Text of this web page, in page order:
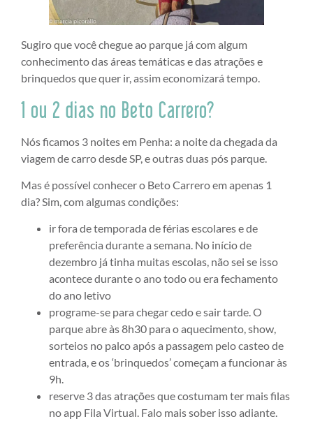
Sugiro que você chegue ao parque já com algum
conhecimento das áreas temáticas e das atrações e
brinquedos que quer ir, assim economizará tempo.
1 ou 2 dias no Beto Carrero?
Nós ficamos 3 noites em Penha: a noite da chegada da
viagem de carro desde SP, e outras duas pós parque.
Mas é possível conhecer o Beto Carrero em apenas 1
dia? Sim, com algumas condições:
ir fora de temporada de férias escolares e de
preferência durante a semana. No início de
dezembro já tinha muitas escolas, não sei se isso
acontece durante o ano todo ou era fechamento
do ano letivo
programe-se para chegar cedo e sair tarde. O
parque abre às 8h30 para o aquecimento, show,
sorteios no palco após a passagem pelo casteo de
entrada, e os ‘brinquedos’ começam a funcionar às
9h.
reserve 3 das atrações que costumam ter mais filas
no app Fila Virtual. Falo mais sober isso adiante.